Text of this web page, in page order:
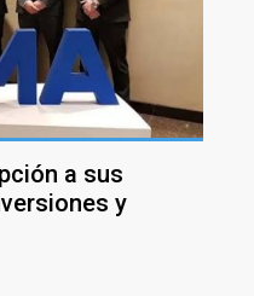
a sus
y